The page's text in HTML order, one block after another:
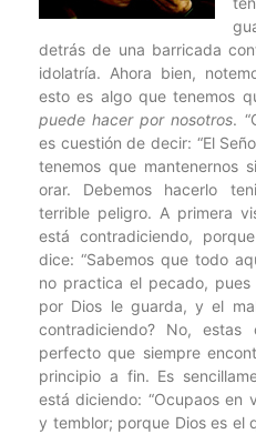
detrás de una barricada
idolatría. Ahora bien,
esto es algo que tenemos
puede hacer por nosotros.
es cuestión de decir: “El
tenemos que mantenernos
orar. Debemos hacerlo
terrible peligro. A primera
está contradiciendo,
dice: “Sabemos que todo
no practica el pecado,
por Dios le guarda, y el
contradiciendo? No, estas
perfecto que siempre
principio a fin. Es
está diciendo: “Ocupaos en
y temblor; porque Dios es el